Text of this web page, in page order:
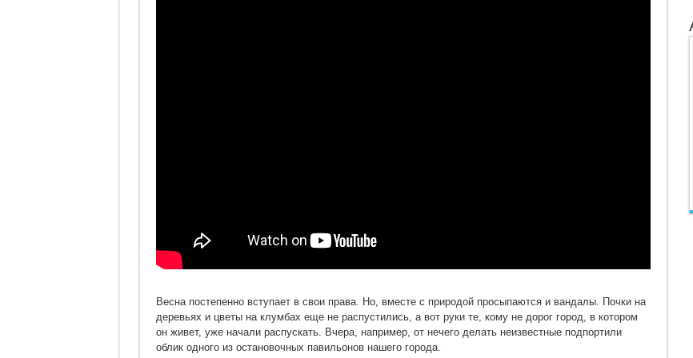
Весна постепенно вступает в свои права. Но, вместе с природой просыпаются и вандалы. Почки на
деревьях и цветы на клумбах еще не распустились, а вот руки те, кому не дорог город, в котором
он живет, уже начали распускать. Вчера, например, от нечего делать неизвестные подпортили
облик одного из остановочных павильонов нашего города.